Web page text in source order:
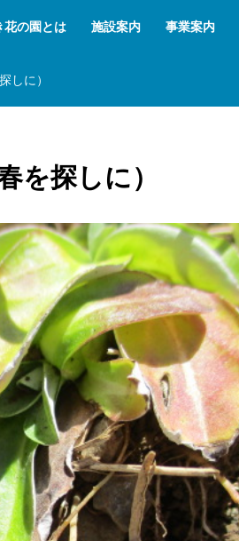
花の園とは 施設案内 事業案内
しに）
を探しに）